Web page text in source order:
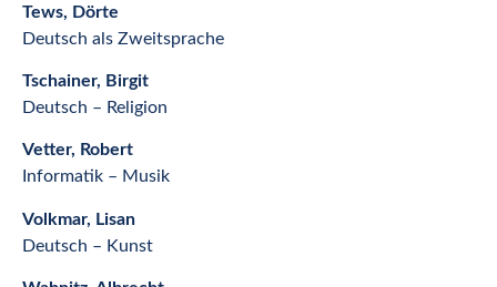
Tews, Dörte
Deutsch als Zweitsprache
Tschainer, Birgit
Deutsch – Religion
Vetter, Robert
Informatik – Musik
Volkmar, Lisan
Deutsch – Kunst